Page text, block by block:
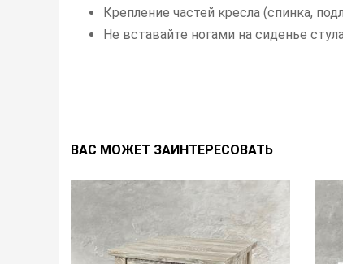
Крепление частей кресла (спинка,
Не вставайте ногами на сиденье
ВАС МОЖЕТ ЗАИНТЕРЕСОВАТЬ